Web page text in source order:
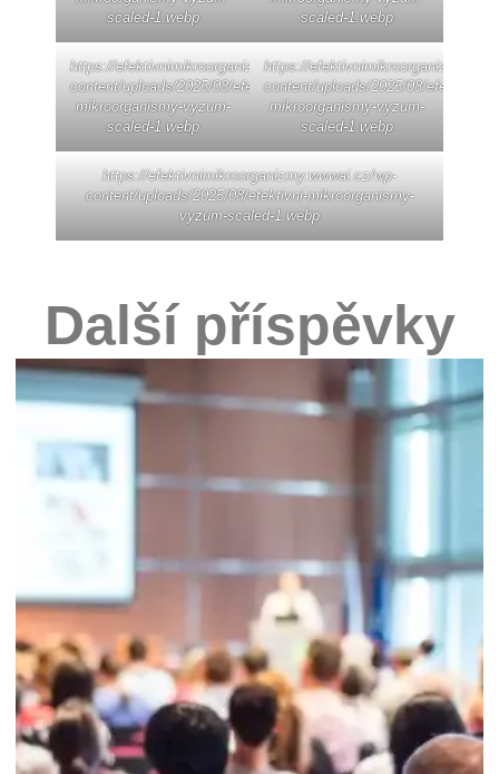
scaled-1.webp
scaled-1.webp
https://efektivnimikroorganizmy.wwwai.cz/wp-
content/uploads/2025/08/efektivni-
mikroorganismy-vyzum-
scaled-1.webp
https://
content/uploads/2025/08/efektivni-
mikroorganismy-vyzum-
scaled-1.webp
https://efektivnimikroorganizmy.wwwai.cz/wp-
content/uploads/2025/08/efektivni-mikroorganismy-
vyzum-scaled-1.webp
Další příspěvky